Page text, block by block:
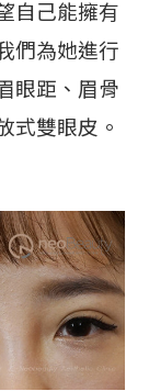
自己能擁有
們為她進行
眼距、眉骨
式雙眼皮。